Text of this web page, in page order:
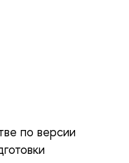
по версии